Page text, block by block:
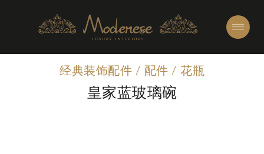
经典装饰配件 / 配件 / 花瓶
皇家蓝玻璃碗